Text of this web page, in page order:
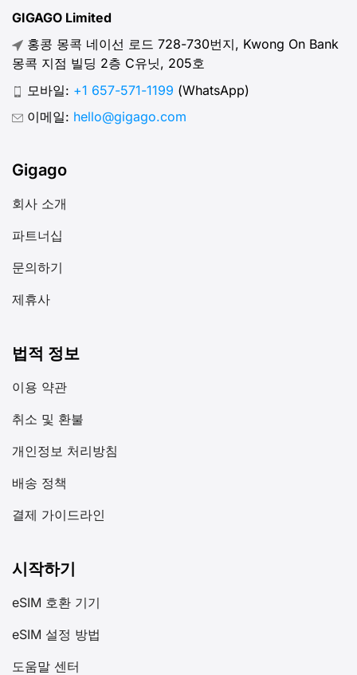
GIGAGO Limited
홍콩 몽콕 네이선 로드 728-730번지, Kwong On Bank
몽콕 지점 빌딩 2층 C유닛, 205호
모바일: +1 657-571-1199 (WhatsApp)
이메일: hello@gigago.com
Gigago
회사 소개
파트너십
문의하기
제휴사
법적 정보
이용 약관
취소 및 환불
개인정보 처리방침
배송 정책
결제 가이드라인
시작하기
eSIM 호환 기기
eSIM 설정 방법
도움말 센터